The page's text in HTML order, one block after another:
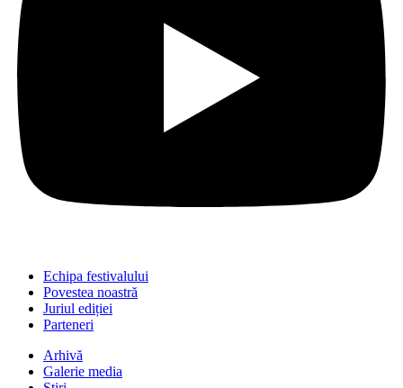
Echipa festivalului
Povestea noastră
Juriul ediției
Parteneri
Arhivă
Galerie media